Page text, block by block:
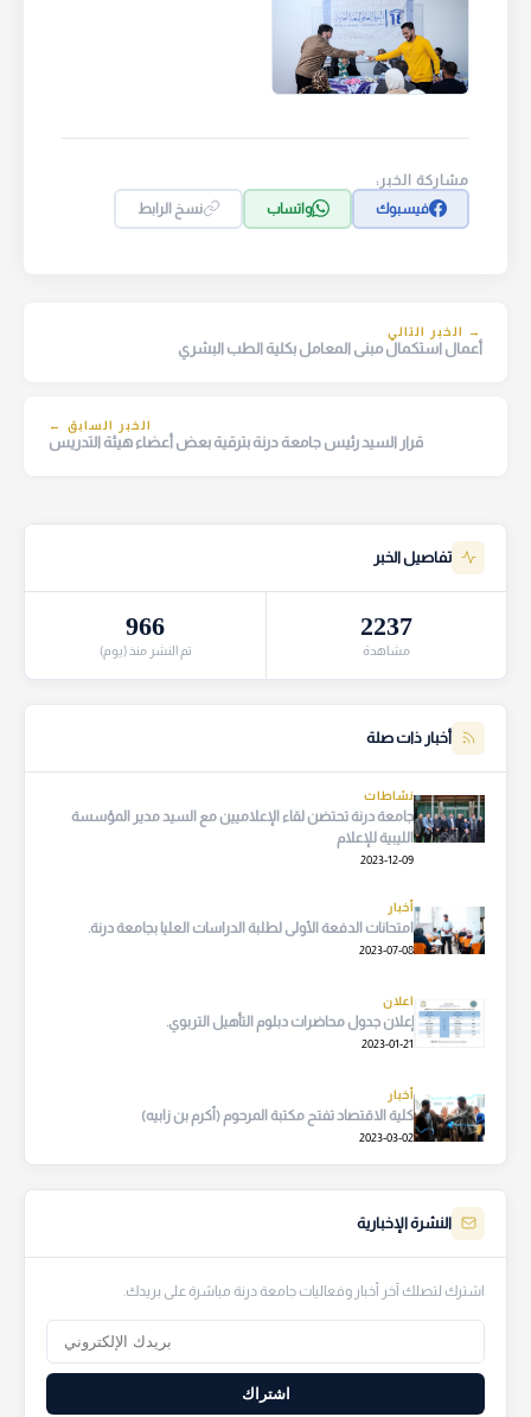
مشاركة الخبر:
فيسبوك
واتساب نسخ الرابط
→ الخبر التالي
أعمال استكمال مبنى المعامل بكلية الطب البشري
الخبر السابق ←
قرار السيد رئيس جامعة درنة بترقية بعض أعضاء هيئة التدريس
تفاصيل الخبر
2237
مشاهدة
966
تم النشر منذ (يوم)
أخبار ذات صلة
نشاطات
جامعة درنة تحتضن لقاء الإعلاميين مع السيد مدير المؤسسة
الليبية للإعلام
2023-12-09
أخبار
امتحانات الدفعة الأولى لطلبة الدراسات العليا بجامعة درنة.
2023-07-08
اعلان
إعلان جدول محاضرات دبلوم التأهيل التربوي.
2023-01-21
أخبار
كلية الاقتصاد تفتح مكتبة المرحوم (أكرم بن زابيه)
2023-03-02
النشرة الإخبارية
اشترك لتصلك آخر أخبار وفعاليات جامعة درنة مباشرة على بريدك.
اشتراك